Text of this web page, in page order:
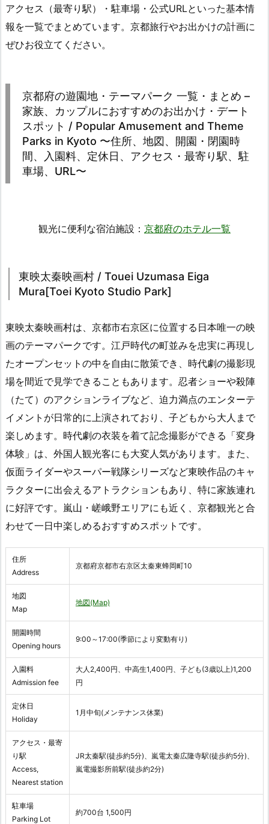
アクセス（最寄り駅）・駐車場・公式URLといった基本情
報を一覧でまとめています。京都旅行やお出かけの計画に
ぜひお役立てください。
京都府の遊園地・テーマパーク 一覧・まとめ –
家族、カップルにおすすめのお出かけ・デート
スポット / Popular Amusement and Theme
Parks in Kyoto 〜住所、地図、開園・閉園時
間、入園料、定休日、アクセス・最寄り駅、駐
車場、URL〜
観光に便利な宿泊施設： 京都府のホテル一覧
東映太秦映画村 / Touei Uzumasa Eiga
Mura[Toei Kyoto Studio Park]
東映太秦映画村は、京都市右京区に位置する日本唯一の映
画のテーマパークです。江戸時代の町並みを忠実に再現し
たオープンセットの中を自由に散策でき、時代劇の撮影現
場を間近で見学できることもあります。忍者ショーや殺陣
（たて）のアクションライブなど、迫力満点のエンターテ
イメントが日常的に上演されており、子どもから大人まで
楽しめます。時代劇の衣装を着て記念撮影ができる「変身
体験」は、外国人観光客にも大変人気があります。また、
仮面ライダーやスーパー戦隊シリーズなど東映作品のキャ
ラクターに出会えるアトラクションもあり、特に家族連れ
に好評です。嵐山・嵯峨野エリアにも近く、京都観光と合
わせて一日中楽しめるおすすめスポットです。
住所
Address
京都府京都市右京区太秦東蜂岡町10
地図
Map
地図(Map)
開園時間
Opening hours
9:00～17:00(季節により変動有り)
入園料
Admission fee
大人2,400円、中高生1,400円、子ども(3歳以上)1,200
円
定休日
Holiday
1月中旬(メンテナンス休業)
アクセス・最寄
り駅
Access,
Nearest station
JR太秦駅(徒歩約5分)、嵐電太秦広隆寺駅(徒歩約5分)、
嵐電撮影所前駅(徒歩約2分)
駐車場
Parking Lot
約700台 1,500円